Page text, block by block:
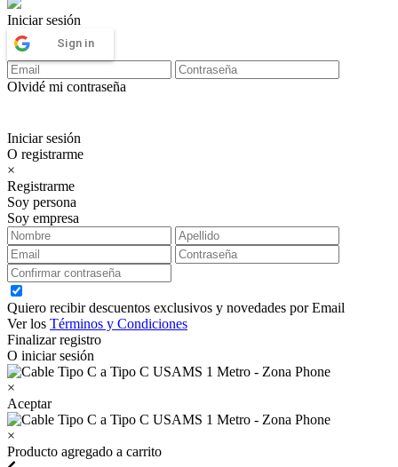
Iniciar sesión
Sign in
Olvidé mi contraseña
Iniciar sesión
O registrarme
×
Registrarme
Soy persona
Soy empresa
Quiero recibir descuentos exclusivos y novedades por Email
Ver los Términos y Condiciones
Finalizar registro
O iniciar sesión
×
Aceptar
×
Producto agregado a carrito